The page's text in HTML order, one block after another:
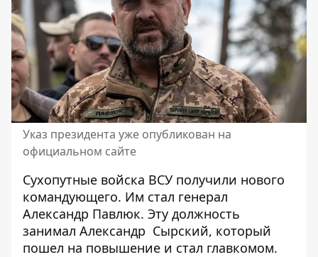
Указ президента уже опубликован на
официальном сайте
Сухопутные войска ВСУ получили нового
командующего. Им стал генерал
Александр Павлюк. Эту должность
занимал Александр Сырский, который
пошел на повышение и стал главкомом.